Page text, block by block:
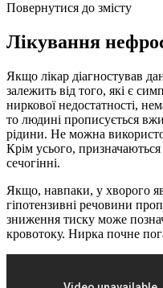
Повернутися до змісту
Лікування
Якщо лікар діагностував
залежить від того, які є
ниркової недостатності,
то людині прописується
рідини. Не можна
Крім усього, призначаються
сечогінні.
Якщо, навпаки, у хворого
гіпотензивні речовини
зниження тиску може
кровотоку. Нирка почне